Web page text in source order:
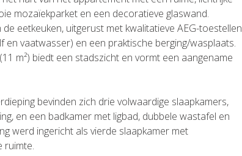
mozaïekparket en een decoratieve glaswand.
eetkeuken, uitgerust met kwalitatieve AEG-toestellen
en vaatwasser) en een praktische berging/wasplaats.
m²) biedt een stadszicht en vormt een aangename
bevinden zich drie volwaardige slaapkamers,
en een badkamer met ligbad, dubbele wastafel en
werd ingericht als vierde slaapkamer met
ruimte.